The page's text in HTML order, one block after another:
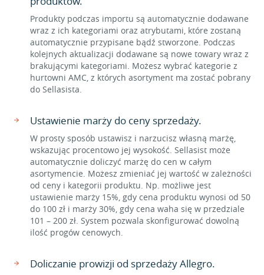
Produkty podczas importu są automatycznie dodawane
wraz z ich kategoriami oraz atrybutami, które zostaną
automatycznie przypisane bądź stworzone. Podczas
kolejnych aktualizacji dodawane są nowe towary wraz z
brakującymi kategoriami. Możesz wybrać kategorie z
hurtowni AMC, z których asortyment ma zostać pobrany
do Sellasista.
Ustawienie marży do ceny sprzedaży.
W prosty sposób ustawisz i narzucisz własną marżę,
wskazując procentowo jej wysokość. Sellasist może
automatycznie doliczyć marżę do cen w całym
asortymencie. Możesz zmieniać jej wartość w zależności
od ceny i kategorii produktu. Np. możliwe jest
ustawienie marży 15%, gdy cena produktu wynosi od 50
do 100 zł i marży 30%, gdy cena waha się w przedziale
101 – 200 zł. System pozwala skonfigurować dowolną
ilość progów cenowych.
Doliczanie prowizji od sprzedaży Allegro.